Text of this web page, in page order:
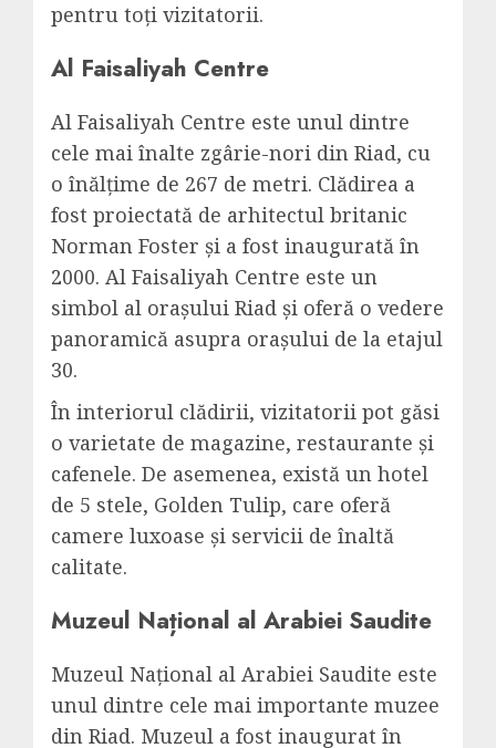
pentru toți vizitatorii.
Al Faisaliyah Centre
Al Faisaliyah Centre este unul dintre
cele mai înalte zgârie-nori din Riad, cu
o înălțime de 267 de metri. Clădirea a
fost proiectată de arhitectul britanic
Norman Foster și a fost inaugurată în
2000. Al Faisaliyah Centre este un
simbol al orașului Riad și oferă o vedere
panoramică asupra orașului de la etajul
30.
În interiorul clădirii, vizitatorii pot găsi
o varietate de magazine, restaurante și
cafenele. De asemenea, există un hotel
de 5 stele, Golden Tulip, care oferă
camere luxoase și servicii de înaltă
calitate.
Muzeul Național al Arabiei Saudite
Muzeul Național al Arabiei Saudite este
unul dintre cele mai importante muzee
din Riad. Muzeul a fost inaugurat în